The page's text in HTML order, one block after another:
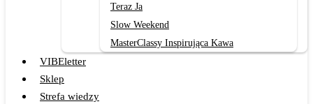
Teraz Ja
Slow Weekend
MasterClassy Inspirująca Kawa
VIBEletter
Sklep
Strefa wiedzy